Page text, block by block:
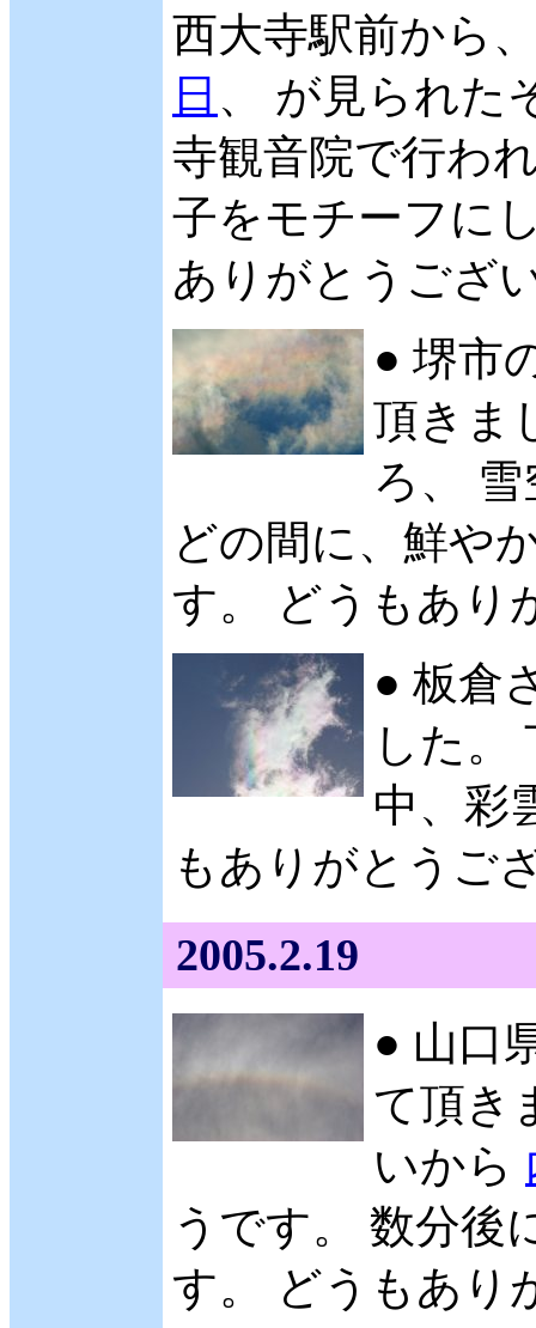
西大寺駅前から
日 、 が見られた
寺観音院で行わ
子をモチーフに
ありがとうござ
● 堺市
頂きま
ろ、
どの間に、鮮や
す。 どうもあり
● 板倉
した。
中、彩
もありがとうご
2005.2.19
● 山口
て頂き
いから
うです。 数分後
す。 どうもあり